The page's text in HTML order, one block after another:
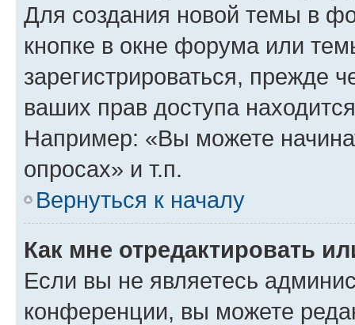
Для создания новой темы в
кнопке в окне форума или
зарегистрироваться, прежде
ваших прав доступа
Например: «Вы можете
опросах» и т.п.
Вернуться к началу
Как мне отредактировать
Если вы не являетесь
конференции, вы можете